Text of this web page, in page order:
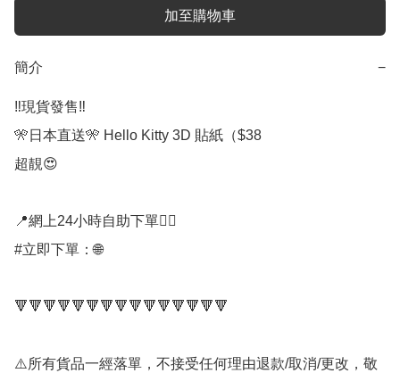
加至購物車
簡介 −
‼️現貨發售‼️
🎌日本直送🎌 Hello Kitty 3D 貼紙（$38
超靚😍
📍網上24小時自助下單👍🏻
#立即下單：🌐
🔻🔻🔻🔻🔻🔻🔻🔻🔻🔻🔻🔻🔻🔻🔻
⚠️所有貨品一經落單，不接受任何理由退款/取消/更改，敬